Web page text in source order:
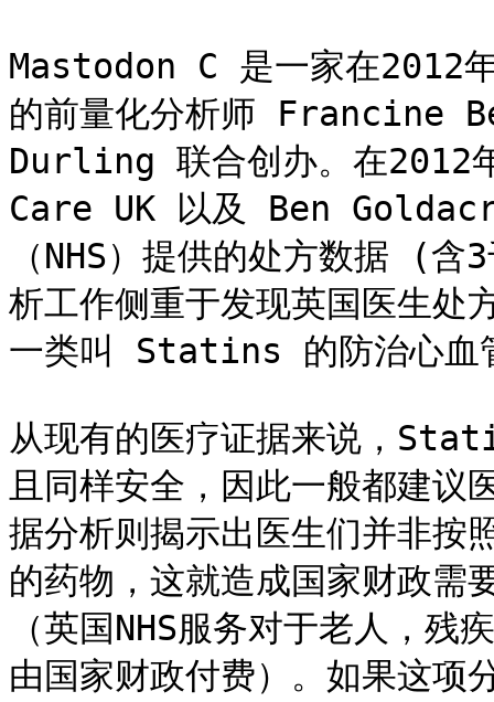
Mastodon C 是一家在2012
的前量化分析师 Francine
Durling 联合创办。在
Care UK 以及 Ben
（NHS）提供的处方数据 (
析工作侧重于发现英国医生处
一类叫 Statins 的防治心血
从现有的医疗证据来说，
且同样安全，因此一般都建议
据分析则揭示出医生们并非按
的药物，这就造成国家财政需
（英国NHS服务对于老人，
由国家财政付费）。如果这项